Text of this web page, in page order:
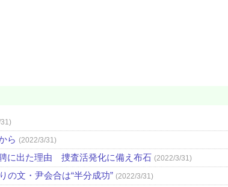
ら (2022/3/31)
に出た理由 捜査活発化に備え布石 (2022/3/31)
の文・尹会合は“半分成功” (2022/3/31)